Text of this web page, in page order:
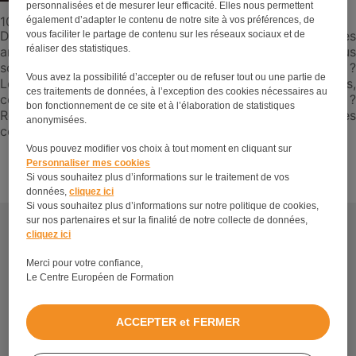
10 juillet 2018 par Simon
Depuis toujours, vous vous imaginez travailler auprès des
animaux et plus particulièrement auprès des chiens ? Vous
souhaitez constituer un véritable binôme homme-chien ?
Le métier de maître chien est fait pour vous ! Alors,
comment devenir maître-chien ou agent cynophile ?
Retrouvez la formation maître-chien nécessaire, les
conditions d’accès ainsi que la rémunération de cette…
Lire la suite
Découvrez tous les métiers et formations en relation
avec les formations en soins animaliers.
À propos
Plan du site
Politique de protection de vos données personnelles
personnalisées et de mesurer leur efficacité. Elles nous permettent
également d’adapter le contenu de notre site à vos préférences, de
vous faciliter le partage de contenu sur les réseaux sociaux et de
réaliser des statistiques.
Vous avez la possibilité d’accepter ou de refuser tout ou une partie de
ces traitements de données, à l’exception des cookies nécessaires au
bon fonctionnement de ce site et à l’élaboration de statistiques
anonymisées.
Vous pouvez modifier vos choix à tout moment en cliquant sur
Personnaliser mes cookies
Si vous souhaitez plus d’informations sur le traitement de vos
données,cliquez ici
Si vous souhaitez plus d’informations sur notre politique de cookies,
sur nos partenaires et sur la finalité de notre collecte de données,
cliquez ici
Merci pour votre confiance,
Le Centre Européen de Formation
ACCEPTER et FERMER